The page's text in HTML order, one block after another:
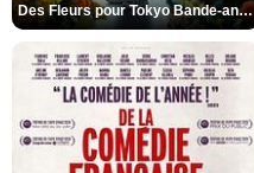
Des Fleurs pour Tokyo Bande-annonce VO STFR